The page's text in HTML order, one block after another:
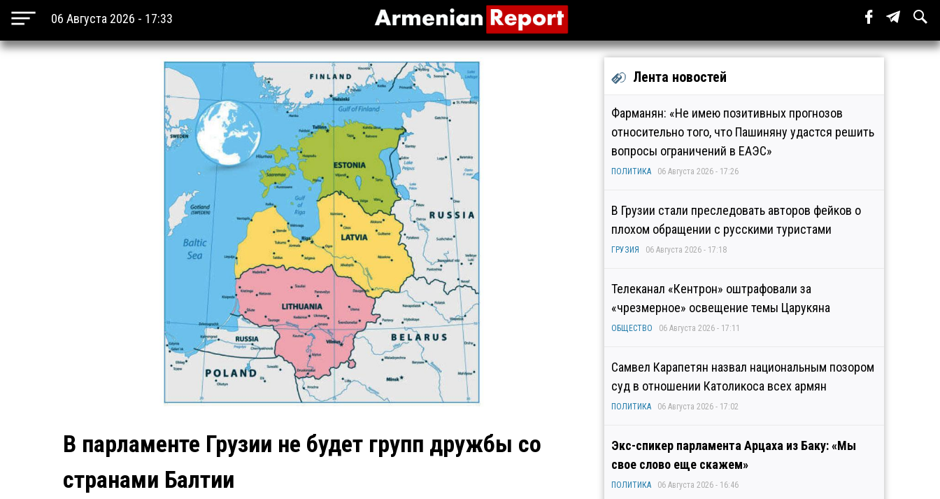
06 Августа 2026 - 17:33
В парламенте Грузии не будет групп дружбы со
странами Балтии
Лента новостей
Фарманян: «Не имею позитивных прогнозов
относительно того, что Пашиняну удастся решить
вопросы ограничений в ЕАЭС»
ПОЛИТИКА 06 Августа 2026 - 17:26
В Грузии стали преследовать авторов фейков о
плохом обращении с русскими туристами
ГРУЗИЯ 06 Августа 2026 - 17:18
Телеканал «Кентрон» оштрафовали за
«чрезмерное» освещение темы Царукяна
ОБЩЕСТВО 06 Августа 2026 - 17:11
Самвел Карапетян назвал национальным позором
суд в отношении Католикоса всех армян
ПОЛИТИКА 06 Августа 2026 - 17:02
Экс-спикер парламента Арцаха из Баку: «Мы
свое слово еще скажем»
ПОЛИТИКА 06 Августа 2026 - 16:46